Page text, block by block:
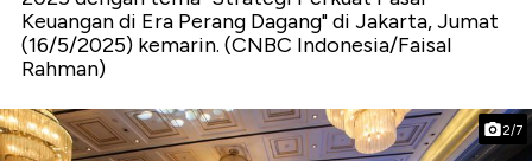
Keuangan di Era Perang Dagang" di Jakarta, Jumat
(16/5/2025) kemarin. (CNBC Indonesia/Faisal
Rahman)
2/7